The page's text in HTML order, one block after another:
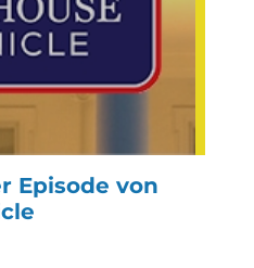
Episode von